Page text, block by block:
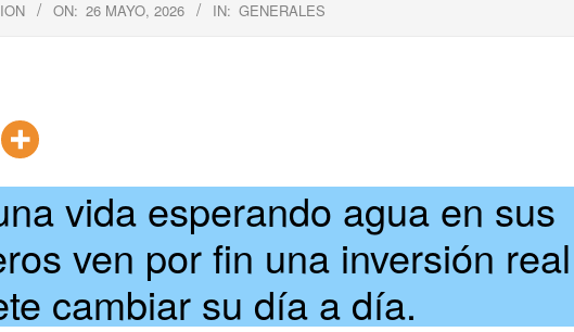
ON: 26 MAYO, 2026 IN: GENERALES
vida esperando agua en sus
ven por fin una inversión real
cambiar su día a día.